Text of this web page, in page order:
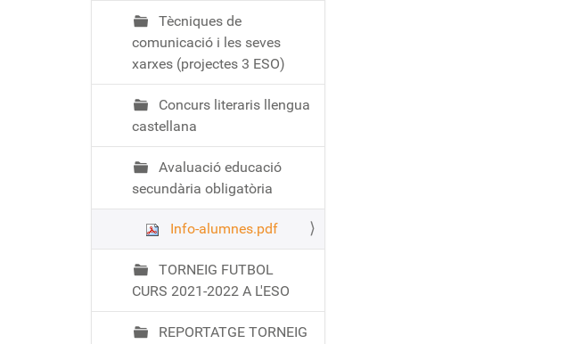
Tècniques de
comunicació i les seves
xarxes (projectes 3 ESO)
Concurs literaris llengua
castellana
Avaluació educació
secundària obligatòria
Info-alumnes.pdf
TORNEIG FUTBOL
CURS 2021-2022 A L'ESO
REPORTATGE TORNEIG